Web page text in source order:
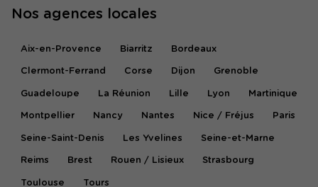
Nos agences locales
Aix-en-Provence Biarritz Bordeaux
Clermont-Ferrand Corse Dijon Grenoble
Guadeloupe La Réunion Lille Lyon Martinique
Montpellier Nancy Nantes Nice / Fréjus Paris
Seine-Saint-Denis Les Yvelines Seine-et-Marne
Reims Brest Rouen / Lisieux Strasbourg
Toulouse Tours